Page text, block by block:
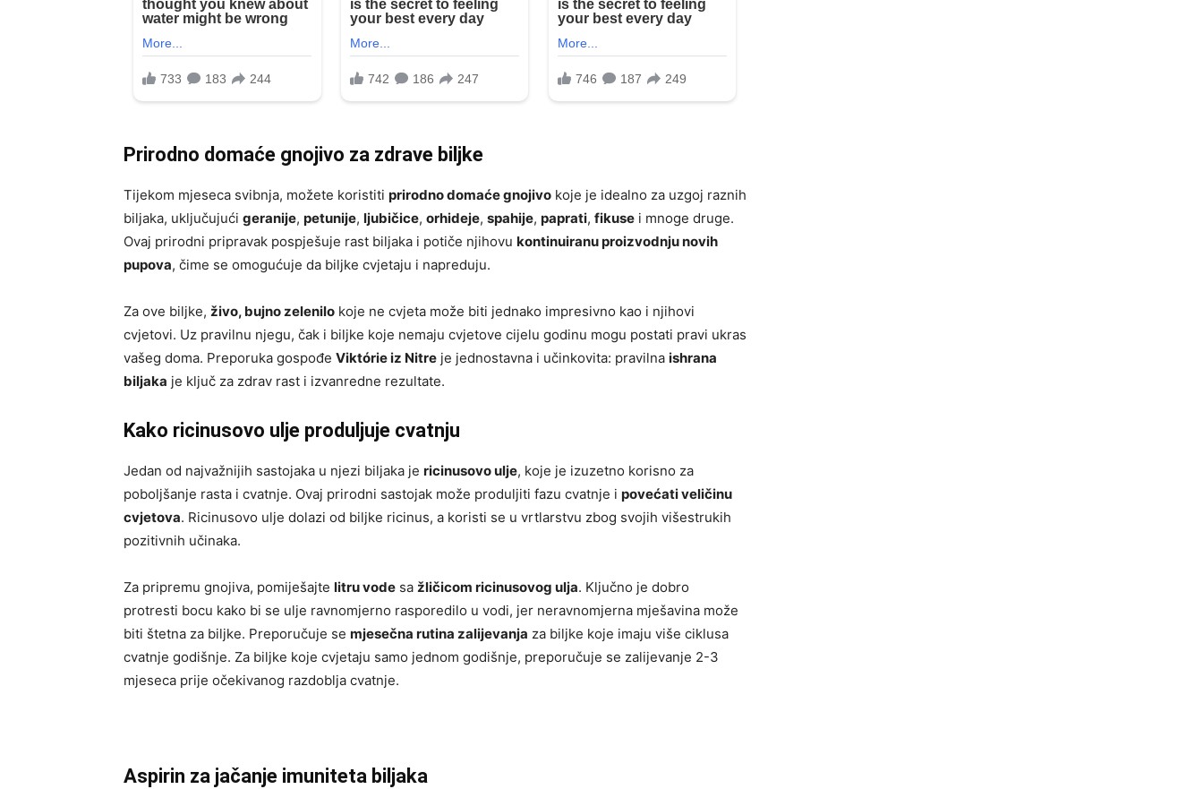
Prirodno domaće gnojivo za zdrave biljke
Tijekom mjeseca svibnja, možete koristiti prirodno domaće gnojivo koje je idealno za uzgoj raznih
biljaka, uključujući geranije, petunije, ljubičice, orhideje, spahije, paprati, fikuse i mnoge druge.
Ovaj prirodni pripravak pospješuje rast biljaka i potiče njihovu kontinuiranu proizvodnju novih
pupova, čime se omogućuje da biljke cvjetaju i napreduju.
Za ove biljke, živo, bujno zelenilo koje ne cvjeta može biti jednako impresivno kao i njihovi
cvjetovi. Uz pravilnu njegu, čak i biljke koje nemaju cvjetove cijelu godinu mogu postati pravi ukras
vašeg doma. Preporuka gospođe Viktórie iz Nitre je jednostavna i učinkovita: pravilna ishrana
biljaka je ključ za zdrav rast i izvanredne rezultate.
Kako ricinusovo ulje produljuje cvatnju
Jedan od najvažnijih sastojaka u njezi biljaka je ricinusovo ulje, koje je izuzetno korisno za
poboljšanje rasta i cvatnje. Ovaj prirodni sastojak može produljiti fazu cvatnje i povećati veličinu
cvjetova. Ricinusovo ulje dolazi od biljke ricinus, a koristi se u vrtlarstvu zbog svojih višestrukih
pozitivnih učinaka.
Za pripremu gnojiva, pomiješajte litru vode sa žličicom ricinusovog ulja. Ključno je dobro
protresti bocu kako bi se ulje ravnomjerno rasporedilo u vodi, jer neravnomjerna mješavina može
biti štetna za biljke. Preporučuje se mjesečna rutina zalijevanja za biljke koje imaju više ciklusa
cvatnje godišnje. Za biljke koje cvjetaju samo jednom godišnje, preporučuje se zalijevanje 2-3
mjeseca prije očekivanog razdoblja cvatnje.
Aspirin za jačanje imuniteta biljaka